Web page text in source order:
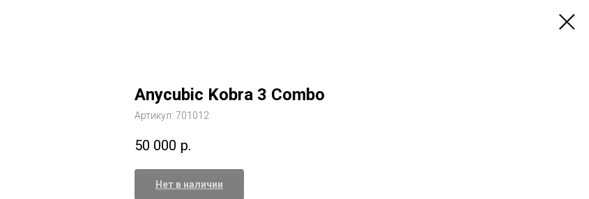
Anycubic Kobra 3 Combo
Артикул: 701012
50 000 р.
Нет в наличии